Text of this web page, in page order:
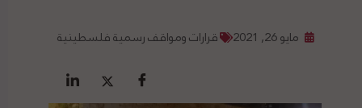
مايو 26, 2021 قرارات ومواقف رسمية فلسطينية